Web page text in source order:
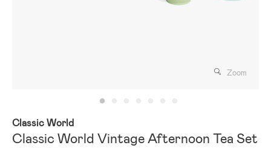
Zoom
Classic World
Classic World Vintage Afternoon Tea Set